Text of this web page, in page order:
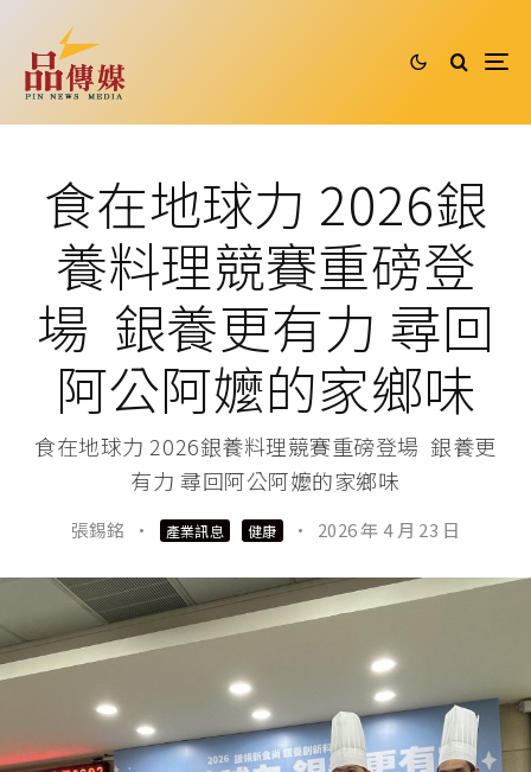
食在地球力 2026銀
養料理競賽重磅登
場 銀養更有力 尋回
阿公阿嬤的家鄉味
食在地球力 2026銀養料理競賽重磅登場 銀養更
有力 尋回阿公阿嬤的家鄉味
張錫銘 · 產業訊息 健康 · 2026 年 4 月 23 日